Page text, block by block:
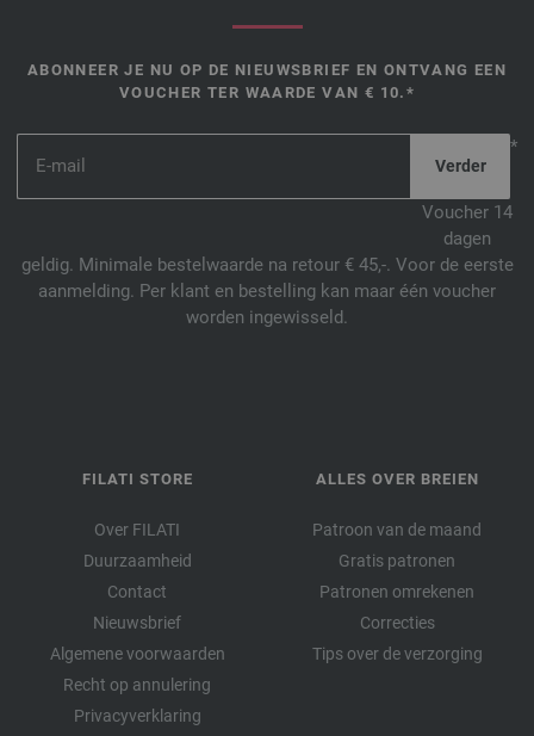
ABONNEER JE NU OP DE NIEUWSBRIEF EN ONTVANG EEN
VOUCHER TER WAARDE VAN € 10.*
*
Voucher 14
dagen
geldig. Minimale bestelwaarde na retour € 45,-. Voor de eerste
aanmelding. Per klant en bestelling kan maar één voucher
worden ingewisseld.
FILATI STORE
Over FILATI
Duurzaamheid
Contact
Nieuwsbrief
Algemene voorwaarden
Recht op annulering
Privacyverklaring
ALLES OVER BREIEN
Patroon van de maand
Gratis patronen
Patronen omrekenen
Correcties
Tips over de verzorging